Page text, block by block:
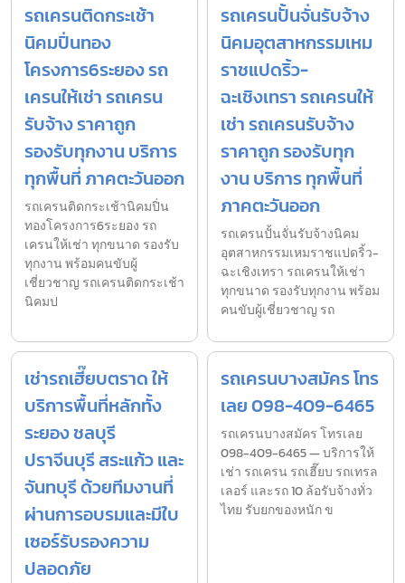
รถเครนติดกระเช้า
นิคมปิ่นทอง
โครงการ6ระยอง รถ
เครนให้เช่า รถเครน
รับจ้าง ราคาถูก
รองรับทุกงาน บริการ
ทุกพื้นที่ ภาคตะวันออก
รถเครนติดกระเช้านิคมปิ่น
ทองโครงการ6ระยอง รถ
เครนให้เช่า ทุกขนาด รองรับ
ทุกงาน พร้อมคนขับผู้
เชี่ยวชาญ รถเครนติดกระเช้า
นิคมป
รถเครนปั้นจั่นรับจ้าง
นิคมอุตสาหกรรมเหม
ราชแปดริ้ว-
ฉะเชิงเทรา รถเครนให้
เช่า รถเครนรับจ้าง
ราคาถูก รองรับทุก
งาน บริการ ทุกพื้นที่
ภาคตะวันออก
รถเครนปั้นจั่นรับจ้างนิคม
อุตสาหกรรมเหมราชแปดริ้ว-
ฉะเชิงเทรา รถเครนให้เช่า
ทุกขนาด รองรับทุกงาน พร้อม
คนขับผู้เชี่ยวชาญ รถ
เช่ารถเฮี๊ยบตราด ให้
บริการพื้นที่หลักทั้ง
ระยอง ชลบุรี
ปราจีนบุรี สระแก้ว และ
จันทบุรี ด้วยทีมงานที่
ผ่านการอบรมและมีใบ
เซอร์รับรองความ
ปลอดภัย
รถเครนบางสมัคร โทร
เลย 098-409-6465
รถเครนบางสมัคร โทรเลย
098-409-6465 — บริการให้
เช่า รถเครน รถเฮี๊ยบ รถเทรล
เลอร์ และรถ 10 ล้อรับจ้างทั่ว
ไทย รับยกของหนัก ข